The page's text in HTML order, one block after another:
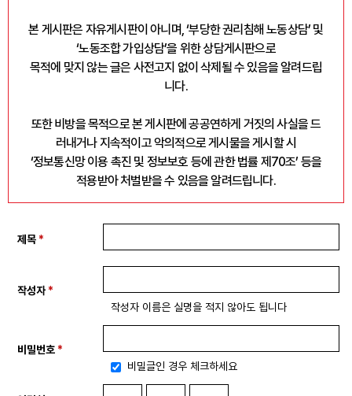
본 게시판은 자유게시판이 아니며, ‘부당한 권리침해 노동상담’ 및
‘노동조합 가입상담’을 위한 상담게시판으로
목적에 맞지 않는 글은 사전고지 없이 삭제될 수 있음을 알려드립
니다.
또한 비방을 목적으로 본 게시판에 공공연하게 거짓의 사실을 드
러내거나 지속적이고 악의적으로 게시물을 게시할 시
‘정보통신망 이용 촉진 및 정보보호 등에 관한 법률 제70조’ 등을
적용받아 처벌받을 수 있음을 알려드립니다.
제목 *
작성자 *
작성자 이름은 실명을 적지 않아도 됩니다
비밀번호 *
비밀글인 경우 체크하세요
찾아보기
전국 노동상담소 안내
자료